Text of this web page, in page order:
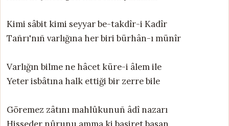
Kimi sâbit kimi seyyar be-takdîr-i Kadîr
Tañrı'nıñ varlığına her biri bürhân-ı münîr
Varlığın bilme ne hâcet küre-i âlem ile
Yeter isbâtına halk ettiği bir zerre bile
Göremez zâtını mahlûkunuñ âdî nazarı